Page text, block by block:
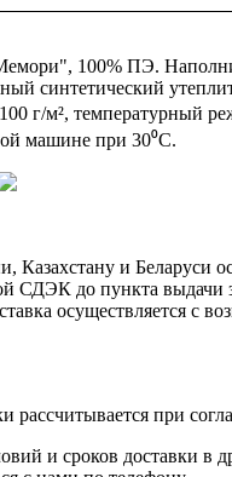
100% ПЭ.
синтетический
г/м², температурный
машине при 30⁰С.
Казахстану и Беларуси
СДЭК до пункта выдачи
осуществляется с
рассчитывается при
и сроков доставки в